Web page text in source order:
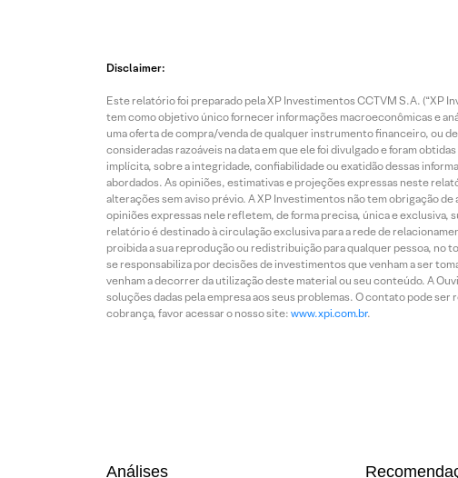
Disclaimer:
Este relatório foi preparado pela XP Investimentos CCTVM S.A. (“XP
tem como objetivo único fornecer informações macroeconômicas e
uma oferta de compra/venda de qualquer instrumento financeiro, ou
consideradas razoáveis na data em que ele foi divulgado e foram
implícita, sobre a integridade, confiabilidade ou exatidão dessas
abordados. As opiniões, estimativas e projeções expressas neste
alterações sem aviso prévio. A XP Investimentos não tem obrigação
opiniões expressas nele refletem, de forma precisa, única e exclusiva,
relatório é destinado à circulação exclusiva para a rede de
proibida a sua reprodução ou redistribuição para qualquer pessoa, no
se responsabiliza por decisões de investimentos que venham a ser
venham a decorrer da utilização deste material ou seu conteúdo. A
soluções dadas pela empresa aos seus problemas. O contato pode
cobrança, favor acessar o nosso site: www.xpi.com.br.
Análises